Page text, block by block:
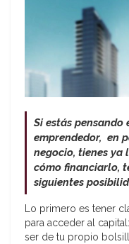
Si estás pensando
emprendedor, en
negocio, tienes ya
cómo financiarlo,
siguientes
Lo primero es tener
para acceder al capital:
ser de tu propio